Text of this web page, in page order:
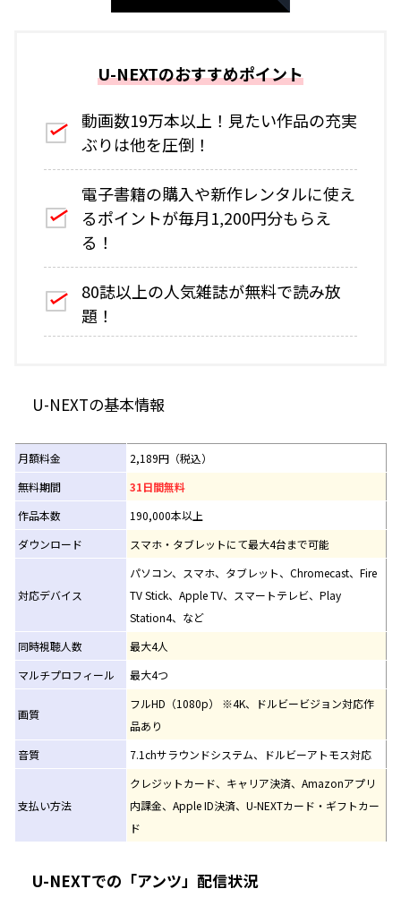
U-NEXTのおすすめポイント
動画数19万本以上！見たい作品の充実
ぶりは他を圧倒！
電子書籍の購入や新作レンタルに使え
るポイントが毎月1,200円分もらえ
る！
80誌以上の人気雑誌が無料で読み放
題！
U-NEXTの基本情報
月額料金
2,189円（税込）
無料期間
31日間無料
作品本数
190,000本以上
ダウンロード
スマホ・タブレットにて最大4台まで可能
対応デバイス
パソコン、スマホ、タブレット、Chromecast、Fire
TV Stick、Apple TV、スマートテレビ、Play
Station4、など
同時視聴人数
最大4人
マルチプロフィール
最大4つ
画質
フルHD（1080p） ※4K、ドルビービジョン対応作
品あり
音質
7.1chサラウンドシステム、ドルビーアトモス対応
支払い方法
クレジットカード、キャリア決済、Amazonアプリ
内課金、Apple ID決済、U-NEXTカード・ギフトカー
ド
U-NEXTでの「アンツ」配信状況